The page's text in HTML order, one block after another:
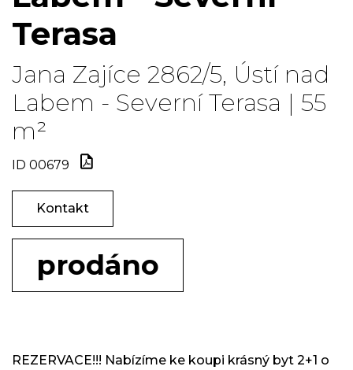
Terasa
Jana Zajíce 2862/5, Ústí nad
Labem - Severní Terasa | 55
m²
ID 00679
Kontakt
prodáno
REZERVACE!!! Nabízíme ke koupi krásný byt 2+1 o